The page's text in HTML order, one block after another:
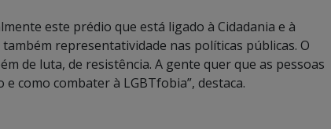
este prédio que está ligado à Cidadania e à
representatividade nas políticas públicas. O
de luta, de resistência. A gente quer que as pessoas
como combater à LGBTfobia”, destaca.